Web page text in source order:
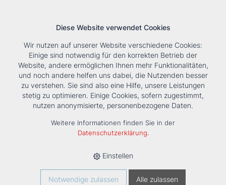
Tools Unternehmen Karriere KontaktSuche
HOME › PRODUKTE › LÜFTUNG › DIVERSES ›
DACHVENTILATOR DV-2-315-230 MIT EC-VENTILATOREN,
Diese Website verwendet Cookies
Wir nutzen auf unserer Website verschiedene Cookies:
Einige sind notwendig für den korrekten Betrieb der
Website, andere ermöglichen Ihnen mehr Funktionalitäten,
und noch andere helfen uns dabei, die Nutzenden besser
zu verstehen. Sie sind also eine Hilfe, unsere Leistungen
stetig zu optimieren. Einige Cookies, sofern zugestimmt,
nutzen anonymisierte, personenbezogene Daten.
Weitere Informationen finden Sie in der
Datenschutzerklärung.
Einstellen
Notwendige zulassen Alle zulassen